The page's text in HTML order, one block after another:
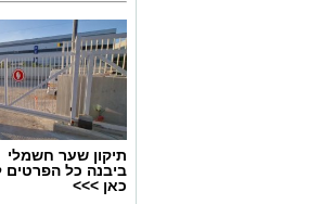
תיקון שער חשמלי
ביבנה כל הפרטים
כאן >>>